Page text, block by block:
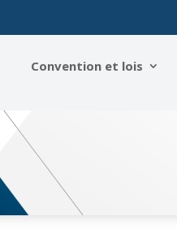
Convention et lois